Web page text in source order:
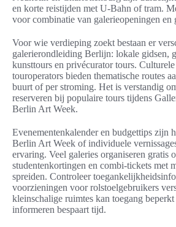
en korte reistijden met U‑Bahn of tram.
voor combinatie van galerieopeningen en
Voor wie verdieping zoekt bestaan er
galerierondleiding Berlijn: lokale gidsen,
kunsttours en privécurator tours. Culturele
touroperators bieden thematische routes
buurt of per stroming. Het is verstandig
reserveren bij populaire tours tijdens
Berlin Art Week.
Evenementenkalender en budgettips zijn
Berlin Art Week of individuele
ervaring. Veel galeries organiseren gratis
studentenkortingen en combi‑tickets met
spreiden. Controleer
voorzieningen voor rolstoelgebruikers
kleinschalige ruimtes kan toegang
informeren bespaart tijd.